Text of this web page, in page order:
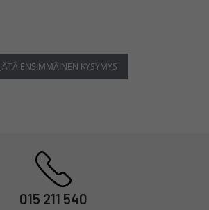
JÄTÄ ENSIMMÄINEN KYSYMYS
015 211 540